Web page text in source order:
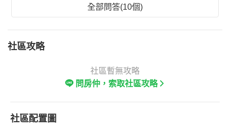
全部問答(10個)
社區攻略
社區暫無攻略
問房仲，索取社區攻略
社區配置圖